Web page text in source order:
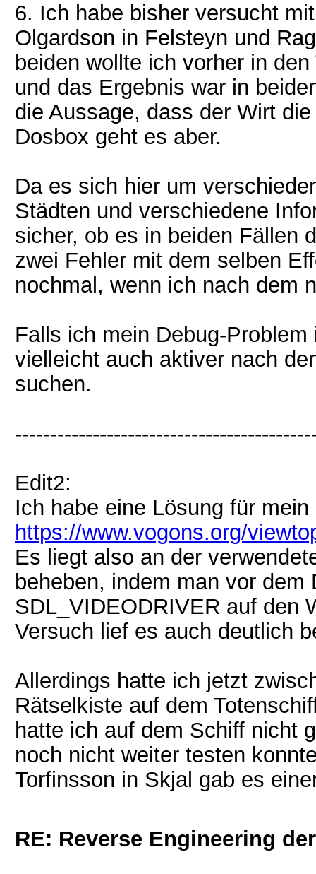
6. Ich habe bisher versucht
Olgardson in Felsteyn und
beiden wollte ich vorher in
und das Ergebnis war in
die Aussage, dass der Wirt
Dosbox geht es aber.
Da es sich hier um
Städten und verschiedene
sicher, ob es in beiden Fällen
zwei Fehler mit dem selben
nochmal, wenn ich nach dem
Falls ich mein Debug-
vielleicht auch aktiver nach
suchen.
Edit2:
Ich habe eine Lösung für
https://www.vogons.org/
Es liegt also an der
beheben, indem man vor
SDL_VIDEODRIVER auf den
Versuch lief es auch deutlich
Allerdings hatte ich jetzt
Rätselkiste auf dem
hatte ich auf dem Schiff nicht
noch nicht weiter testen
Torfinsson in Skjal gab es
RE: Reverse Engineering